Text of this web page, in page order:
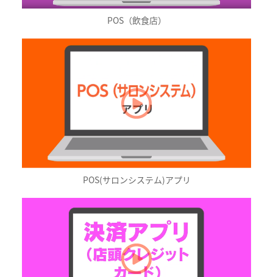
POS（飲食店）
POS(サロンシステム)アプリ